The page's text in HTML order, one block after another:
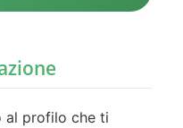
al profilo che ti